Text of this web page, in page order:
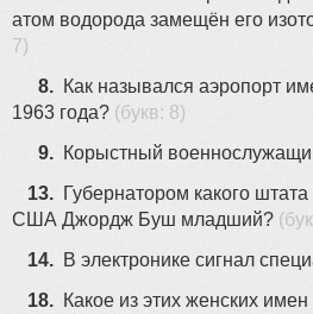
атом водорода замещён его
7)
8. Как назывался аэропорт
1963 года? (букв: 8)
9. Корыстный
13. Губернатором какого
США Джордж Буш младший?
14. В электронике сигнал
18. Какое из этих женских имен